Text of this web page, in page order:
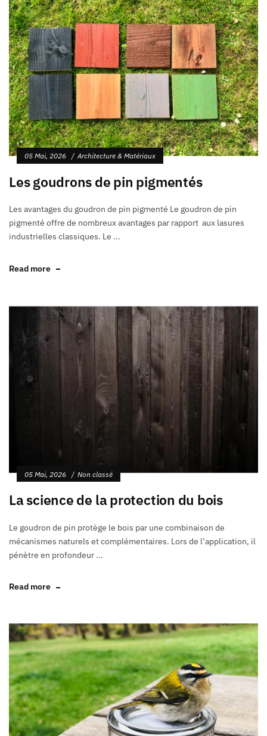
05 Mai, 2026 Architecture & Matériaux
Les goudrons de pin pigmentés
Les avantages du goudron de pin pigmenté Le goudron de pin
pigmenté offre de nombreux avantages par rapport aux lasures
industrielles classiques. Le ...
Read more
05 Mai, 2026 Non classé
La science de la protection du bois
Le goudron de pin protège le bois par une combinaison de
mécanismes naturels et complémentaires. Lors de l’application, il
pénètre en profondeur ...
Read more